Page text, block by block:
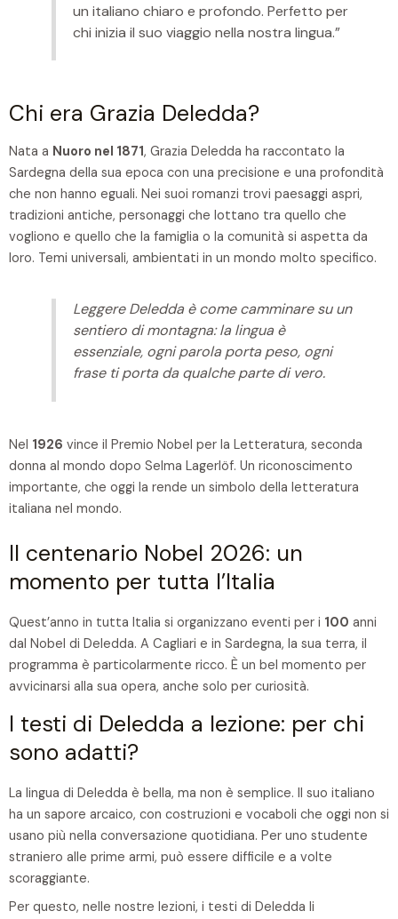
un italiano chiaro e profondo. Perfetto per
chi inizia il suo viaggio nella nostra lingua.”
Chi era Grazia Deledda?
Nata a Nuoro nel 1871, Grazia Deledda ha raccontato la
Sardegna della sua epoca con una precisione e una profondità
che non hanno eguali. Nei suoi romanzi trovi paesaggi aspri,
tradizioni antiche, personaggi che lottano tra quello che
vogliono e quello che la famiglia o la comunità si aspetta da
loro. Temi universali, ambientati in un mondo molto specifico.
Leggere Deledda è come camminare su un
sentiero di montagna: la lingua è
essenziale, ogni parola porta peso, ogni
frase ti porta da qualche parte di vero.
Nel 1926 vince il Premio Nobel per la Letteratura, seconda
donna al mondo dopo Selma Lagerlöf. Un riconoscimento
importante, che oggi la rende un simbolo della letteratura
italiana nel mondo.
Il centenario Nobel 2026: un
momento per tutta l’Italia
Quest’anno in tutta Italia si organizzano eventi per i 100 anni
dal Nobel di Deledda. A Cagliari e in Sardegna, la sua terra, il
programma è particolarmente ricco. È un bel momento per
avvicinarsi alla sua opera, anche solo per curiosità.
I testi di Deledda a lezione: per chi
sono adatti?
La lingua di Deledda è bella, ma non è semplice. Il suo italiano
ha un sapore arcaico, con costruzioni e vocaboli che oggi non si
usano più nella conversazione quotidiana. Per uno studente
straniero alle prime armi, può essere difficile e a volte
scoraggiante.
Per questo, nelle nostre lezioni, i testi di Deledda li